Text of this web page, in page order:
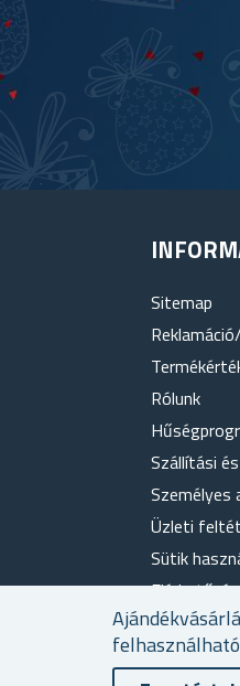
Sitemap
Rólunk
Szállítási
Személyes
Üzleti
Sütik
Elérhetőség